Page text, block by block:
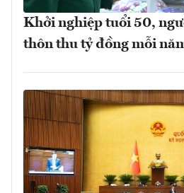
Khởi nghiệp tuổi 50,
thôn thu tỷ đồng mỗi